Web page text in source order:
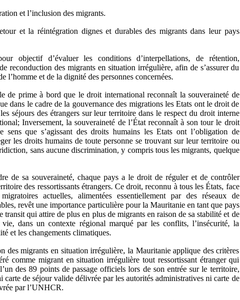
et l’inclusion des migrants.
et la réintégration dignes et durables des migrants dans leur pays
objectif d’évaluer les conditions d’interpellations, de rétention,
reconduction des migrants en situation irrégulière, afin de s’assurer du
l’homme et de la dignité des personnes concernées.
de prime à bord que le droit international reconnaît la souveraineté de
dans le cadre de la gouvernance des migrations les Etats ont le droit de
séjours des étrangers sur leur territoire dans le respect du droit interne
Inversement, la souveraineté de l’État reconnaît à son tour le droit
sens que s’agissant des droits humains les Etats ont l’obligation de
les droits humains de toute personne se trouvant sur leur territoire ou
sans aucune discrimination, y compris tous les migrants, quelque
de sa souveraineté, chaque pays a le droit de réguler et de contrôler
des ressortissants étrangers. Ce droit, reconnu à tous les États, face
actuelles, alimentées essentiellement par des réseaux de
revêt une importance particulière pour la Mauritanie en tant que pays
transit qui attire de plus en plus de migrants en raison de sa stabilité et de
dans un contexte régional marqué par les conflits, l’insécurité, la
et les changements climatiques.
des migrants en situation irrégulière, la Mauritanie applique des critères
comme migrant en situation irrégulière tout ressortissant étranger qui
des 89 points de passage officiels lors de son entrée sur le territoire,
carte de séjour valide délivrée par les autorités administratives ni carte de
par l’UNHCR.